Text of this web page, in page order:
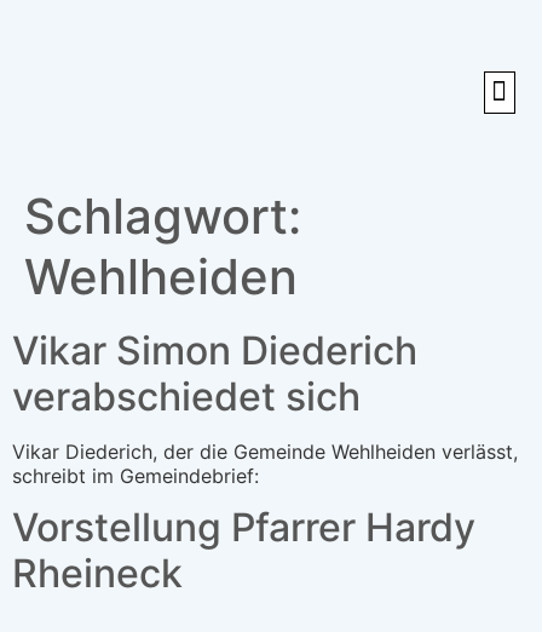
Schlagwort:
Wehlheiden
Vikar Simon Diederich
verabschiedet sich
Vikar Diederich, der die Gemeinde Wehlheiden verlässt,
schreibt im Gemeindebrief:
Vorstellung Pfarrer Hardy
Rheineck